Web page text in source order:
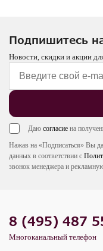
Подпишитесь
Новости, скидки и акции
Даю согласие на
Нажав на «Подписаться» Вы
данных в соответствии с
звонок менеджера и
8 (495) 487
Многоканальный телефон